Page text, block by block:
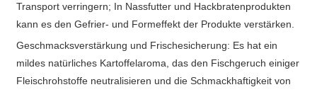
Transport verringern; In Nassfutter und Hackbratenprodukten
kann es den Gefrier- und Formeffekt der Produkte verstärken.
Geschmacksverstärkung und Frischesicherung: Es hat ein
mildes natürliches Kartoffelaroma, das den Fischgeruch einiger
Fleischrohstoffe neutralisieren und die Schmackhaftigkeit von